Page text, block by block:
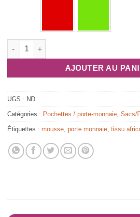
quantité de Porte monnaie africain
AJOUTER AU
UGS : ND
Catégories : Pochettes / porte-monnaie Sacs/
Étiquettes : mousse porte monnaie tissu